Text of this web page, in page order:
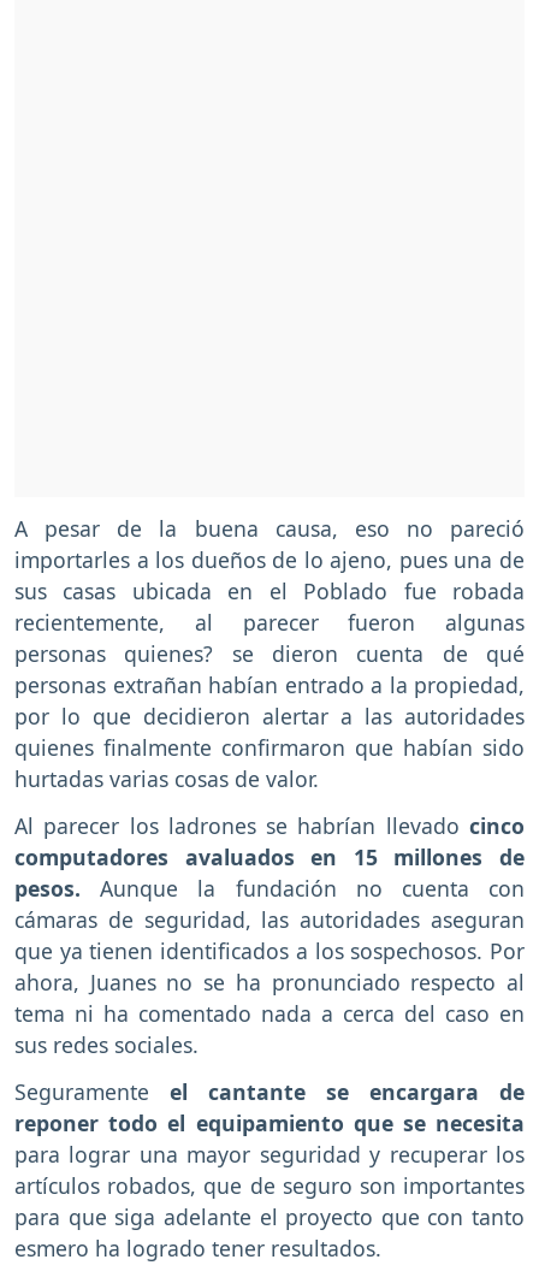
A pesar de la buena causa, eso no pareció
importarles a los dueños de lo ajeno, pues una de
sus casas ubicada en el Poblado fue robada
recientemente, al parecer fueron algunas
personas quienes? se dieron cuenta de qué
personas extrañan habían entrado a la propiedad,
por lo que decidieron alertar a las autoridades
quienes finalmente confirmaron que habían sido
hurtadas varias cosas de valor.
Al parecer los ladrones se habrían llevado cinco
computadores avaluados en 15 millones de
pesos.Aunque la fundación no cuenta con
cámaras de seguridad, las autoridades aseguran
que ya tienen identificados a los sospechosos. Por
ahora, Juanes no se ha pronunciado respecto al
tema ni ha comentado nada a cerca del caso en
sus redes sociales.
Seguramente el cantante se encargara de
reponer todo el equipamiento que se necesita
para lograr una mayor seguridad y recuperar los
artículos robados, que de seguro son importantes
para que siga adelante el proyecto que con tanto
esmero ha logrado tener resultados.